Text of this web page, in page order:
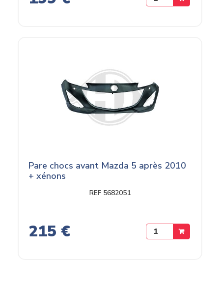
Pare chocs avant Mazda 5 après 2010
+ xénons
REF 5682051
215 €